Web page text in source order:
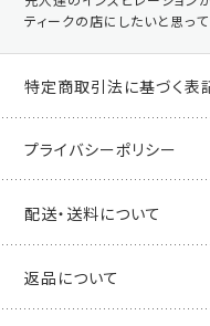
ティークの店にしたいと思って
特定商取引法に基づく表
プライバシーポリシー
配送・送料について
返品について